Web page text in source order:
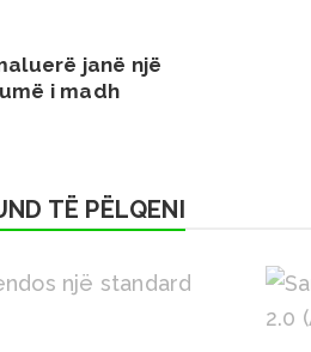
janë një
i madh
TË PËLQENI